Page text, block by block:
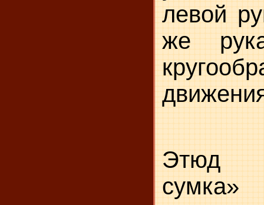
левой
же
Этюд
сумка»